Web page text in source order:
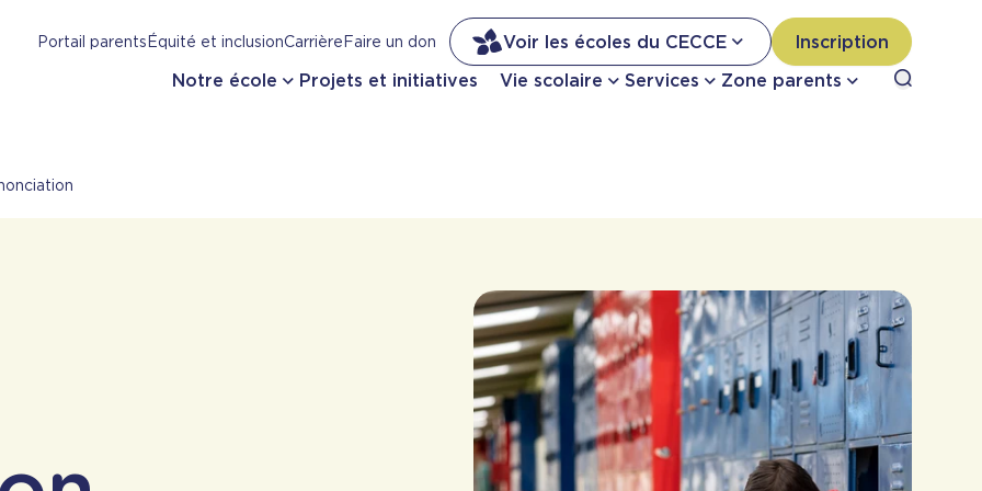
Portail parentsÉquité et inclusionCarrièreFaire un don Voir les écoles du CECCE Inscription
Notre école Projets et initiatives Vie scolaire Services Zone parents Open